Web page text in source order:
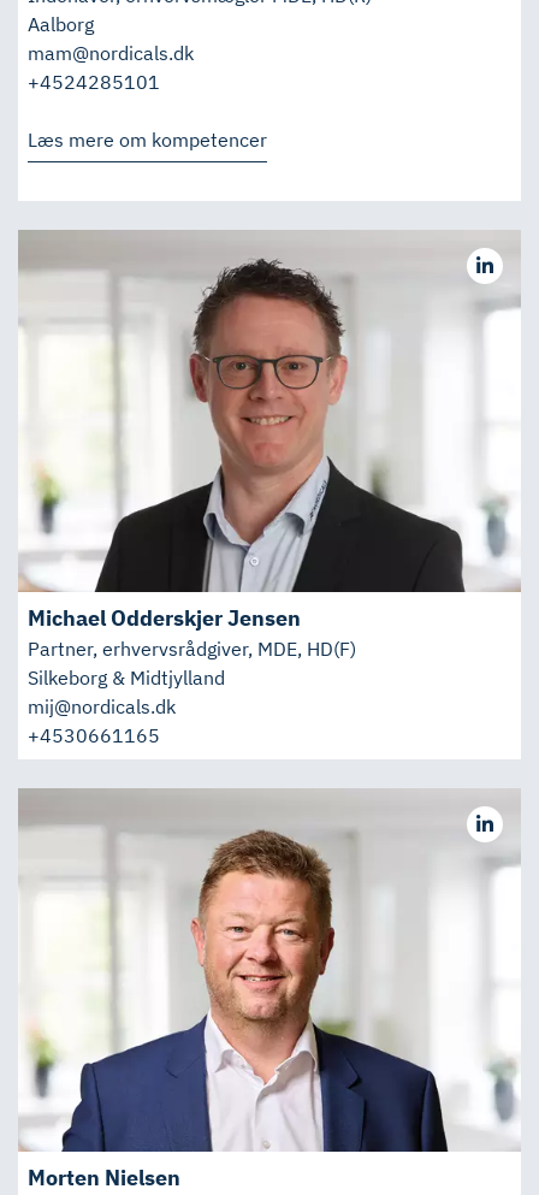
Aalborg
mam@nordicals.dk
+4524285101
Læs mere om kompetencer
Michael Odderskjer Jensen
Partner, erhvervsrådgiver, MDE, HD(F)
Silkeborg & Midtjylland
mij@nordicals.dk
+4530661165
Morten Nielsen